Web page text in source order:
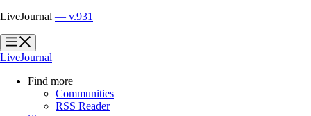
LiveJournal — v.931
?
?
LiveJournal
Find more
Communities
RSS Reader